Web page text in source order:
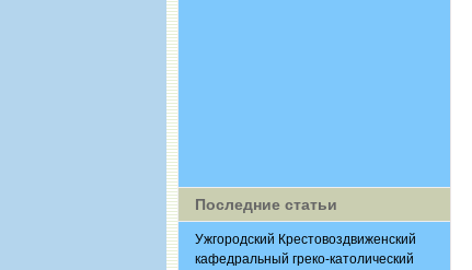
Последние статьи
Ужгородский Крестовоздвиженский
кафедральный греко-католический